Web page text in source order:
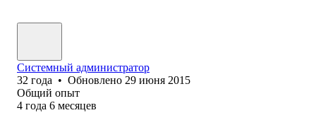
Системный администратор
32 года • Обновлено 29 июня 2015
Общий опыт
4 года 6 месяцев